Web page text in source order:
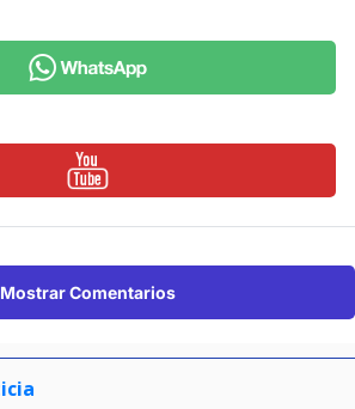
Mostrar Comentarios